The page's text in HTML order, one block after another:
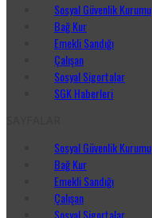
Sosyal Güvenlik Kurumu
Bağ Kur
Emekli Sandığı
Çalışan
Sosyal Sigortalar
SGK Haberleri
Sosyal Güvenlik Kurumu
Bağ Kur
Emekli Sandığı
Çalışan